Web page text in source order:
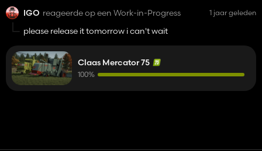
IGO reageerde op een Work-in-Progress 1 jaar geleden
please release it tomorrow i can't wait
Claas Mercator 75
100%